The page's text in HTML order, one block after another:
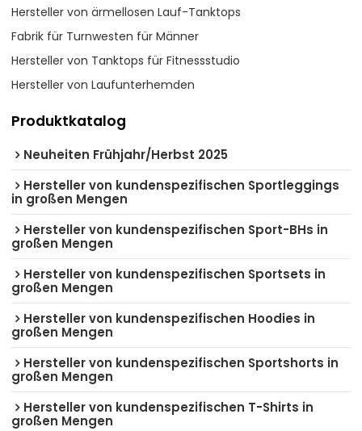
Hersteller von ärmellosen Lauf-Tanktops
Fabrik für Turnwesten für Männer
Hersteller von Tanktops für Fitnessstudio
Hersteller von Laufunterhemden
Produktkatalog
Neuheiten Frühjahr/Herbst 2025
Hersteller von kundenspezifischen Sportleggings
in großen Mengen
Hersteller von kundenspezifischen Sport-BHs in
großen Mengen
Hersteller von kundenspezifischen Sportsets in
großen Mengen
Hersteller von kundenspezifischen Hoodies in
großen Mengen
Hersteller von kundenspezifischen Sportshorts in
großen Mengen
Hersteller von kundenspezifischen T-Shirts in
großen Mengen